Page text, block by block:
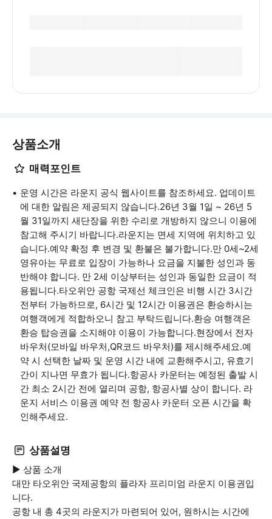
상품소개
매력포인트
운영 시간은 라운지 공식 웹사이트를 참조하세요. 업데이트
에 대한 알림은 제공되지 않습니다.26년 3월 1일 ~ 26년 5
월 31일까지 새단장을 위한 수리로 개방하지 않으니 이용에
참고해 주시기 바랍니다.라운지는 면세 지역에 위치하고 있
습니다.예약 확정 후 변경 및 환불은 불가합니다.만 0세~2세
영유아는 무료로 입장이 가능하나 요금을 지불한 성인과 동
반해야 합니다. 만 2세 이상부터는 성인과 동일한 요금이 적
용됩니다.타오위안 공항 국제선 체크인은 비행 시간 3시간
전부터 가능하므로, 6시간 및 12시간 이용권은 환승하시는
여행객에게 적합하오니 참고 부탁드립니다.환승 여행객은
환승 탑승권을 소지해야 이용이 가능합니다.현장에서 전자
바우처(모바일 바우처,QR코드 바우처)를 제시해주세요.예
약 시 선택한 날짜 및 운영 시간 내에 교환해주시고, 유효기
간이 지나면 무효가 됩니다.항공사 카운터는 예정된 출발 시
간 최소 2시간 전에 열리며 공항, 항공사별 상이 합니다. 라
운지 서비스 이용권 예약 전 항공사 카운터 오픈 시간을 확
인해주세요.
상품설명
▶ 상품 소개
대만 타오위안 국제공항의 플라자 프리미엄 라운지 이용권입
니다.
공항 내 총 4곳의 라운지가 마련되어 있어, 원하시는 시간에